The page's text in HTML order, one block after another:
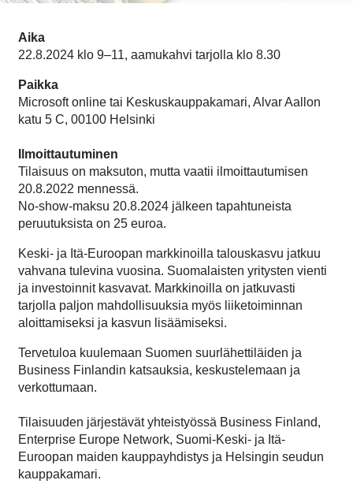
Aika
22.8.2024 klo 9–11, aamukahvi tarjolla klo 8.30
Paikka
Microsoft online tai Keskuskauppakamari, Alvar Aallon
katu 5 C, 00100 Helsinki
Ilmoittautuminen
Tilaisuus on maksuton, mutta vaatii ilmoittautumisen
20.8.2022 mennessä.
No-show-maksu 20.8.2024 jälkeen tapahtuneista
peruutuksista on 25 euroa.
Keski- ja Itä-Euroopan markkinoilla talouskasvu jatkuu
vahvana tulevina vuosina. Suomalaisten yritysten vienti
ja investoinnit kasvavat. Markkinoilla on jatkuvasti
tarjolla paljon mahdollisuuksia myös liiketoiminnan
aloittamiseksi ja kasvun lisäämiseksi.
Tervetuloa kuulemaan Suomen suurlähettiläiden ja
Business Finlandin katsauksia, keskustele­maan ja
verkottumaan.
Tilaisuuden järjestävät yhteistyössä Business Finland,
Enterprise Europe Network, Suomi-Keski- ja Itä-
Euroopan maiden kauppayhdistys ja Helsingin seudun
kauppakamari.